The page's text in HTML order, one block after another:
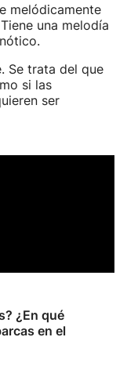
melódicamente
una melodía
Se trata del que
si las
ser
¿En qué
en el